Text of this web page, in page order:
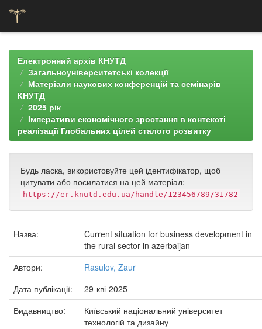
navigationЕлектронний архів КНУТД
Загальноуніверситетські колекції
Матеріали наукових конференцій та семінарів
КНУТД
2025 рік
Імперативи економічного зростання в контексті
реалізації Глобальних цілей сталого розвитку
Будь ласка, використовуйте цей ідентифікатор, щоб
цитувати або посилатися на цей матеріал:
https://er.knutd.edu.ua/handle/123456789/31782
Назва:
Current situation for business development in
the rural sector in azerbaijan
Автори:
Rasulov, Zaur
Дата публікації:
29-кві-2025
Видавництво:
Київський національний університет
технологій та дизайну